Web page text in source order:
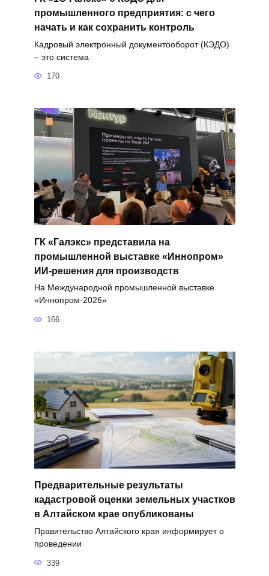
промышленного предприятия: с чего
начать и как сохранить контроль
Кадровый электронный документооборот (КЭДО)
– это система
170
ГК «Галэкс» представила на
промышленной выставке «Иннопром»
ИИ-решения для производств
На Международной промышленной выставке
«Иннопром-2026»
166
Предварительные результаты
кадастровой оценки земельных участков
в Алтайском крае опубликованы
Правительство Алтайского края информирует о
проведении
339